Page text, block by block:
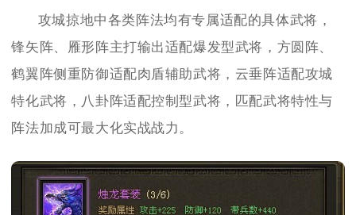
攻城掠地中各类阵法均有专属适配的具体武将，
锋矢阵、雁形阵主打输出适配爆发型武将，方圆阵、
鹤翼阵侧重防御适配肉盾辅助武将，云垂阵适配攻城
特化武将，八卦阵适配控制型武将，匹配武将特性与
阵法加成可最大化实战战力。